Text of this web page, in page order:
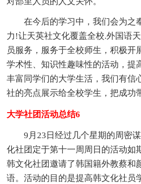
在今后的学习中，我们会为之
力!让天英社文化覆盖全校.外国语
员服务，服务于全校师生，积极开
学术性、知识性趣味性的活动，提
丰富同学们的大学生活，我们有信
社的亮点展示给全校学生，把成功
大学社团活动总结6
9月23日经过几个星期的周密谋
化社团定于第十一周周日的活动如
韩文化社团邀请了韩国籍外教蔡和
语。活动的目的是提高韩文化社员